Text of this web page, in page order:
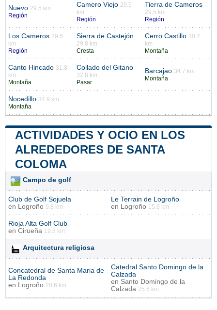
Nuevo 29.5 km
Región
Camero Viejo 29.5
km
Región
Tierra de Cameros
29.5 km
Región
Los Cameros 29.5
km
Región
Sierra de Castejón
29.8 km
Cresta
Cerro Castillo 30.7
km
Montaña
Canto Hincado 31.8
km
Montaña
Collado del Gitano
32.8 km
Pasar
Barcajao 34.7 km
Montaña
Nocedillo 34.9 km
Montaña
ACTIVIDADES Y OCIO EN LOS
ALREDEDORES DE SANTA
COLOMA
Campo de golf
Club de Golf Sojuela
en Logroño 9.8 km
Le Terrain de Logroño
en Logroño 15.6 km
Rioja Alta Golf Club
en Cirueña 19.8 km
Arquitectura religiosa
Concatedral de Santa Maria de
La Redonda
en Logroño 20.6 km
Catedral Santo Domingo de la
Calzada
en Santo Domingo de la
Calzada 25.6 km